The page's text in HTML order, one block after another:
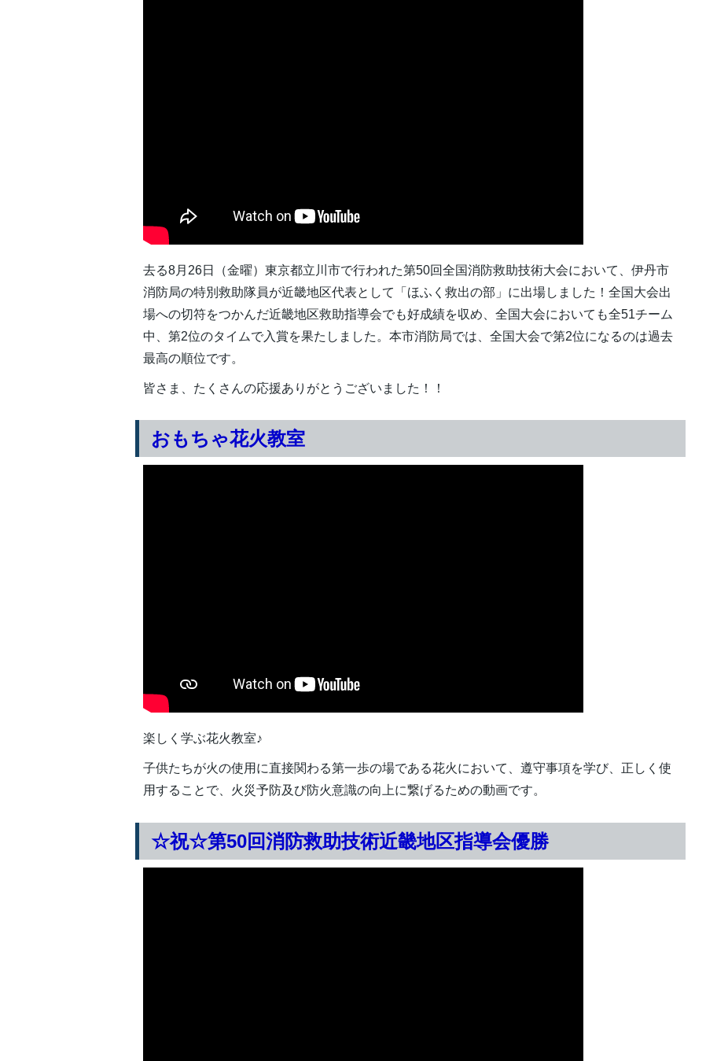
去る8月26日（金曜）東京都立川市で行われた第50回全国消防救助技術大会において、伊丹市
消防局の特別救助隊員が近畿地区代表として「ほふく救出の部」に出場しました！全国大会出
場への切符をつかんだ近畿地区救助指導会でも好成績を収め、全国大会においても全51チーム
中、第2位のタイムで入賞を果たしました。本市消防局では、全国大会で第2位になるのは過去
最高の順位です。
皆さま、たくさんの応援ありがとうございました！！
おもちゃ花火教室
楽しく学ぶ花火教室♪
子供たちが火の使用に直接関わる第一歩の場である花火において、遵守事項を学び、正しく使
用することで、火災予防及び防火意識の向上に繋げるための動画です。
☆祝☆第50回消防救助技術近畿地区指導会優勝